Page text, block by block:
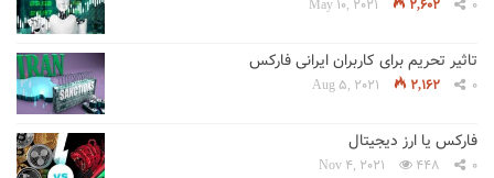
May 10, 2021 2,602 0
تاثیر تحریم برای کاربران ایرانی فارکس
Aug 5, 2021 2,162 0
فارکس یا ارز دیجیتال
Nov 4, 2021 448 0